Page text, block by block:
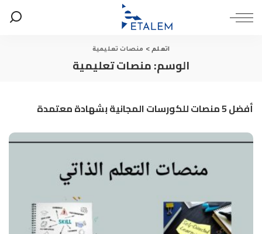
اتعلم> منصات تعليمية
الوسم:منصات تعليمية
أفضل 5 منصات للكورسات المجانية بشهادة معتمدة